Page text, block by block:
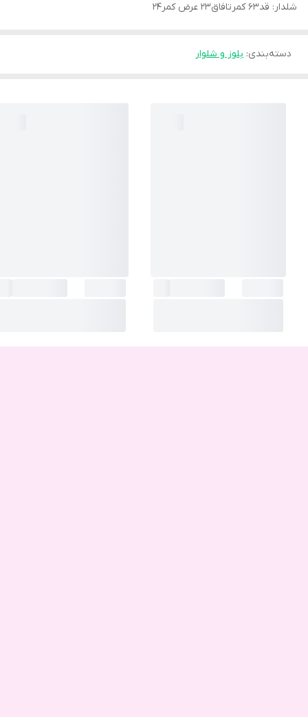
شلدار: قد۶۳ کمرتافاق۲۳ عرض کمر۲۴
دسته‌بندی: بلوز و شلوار